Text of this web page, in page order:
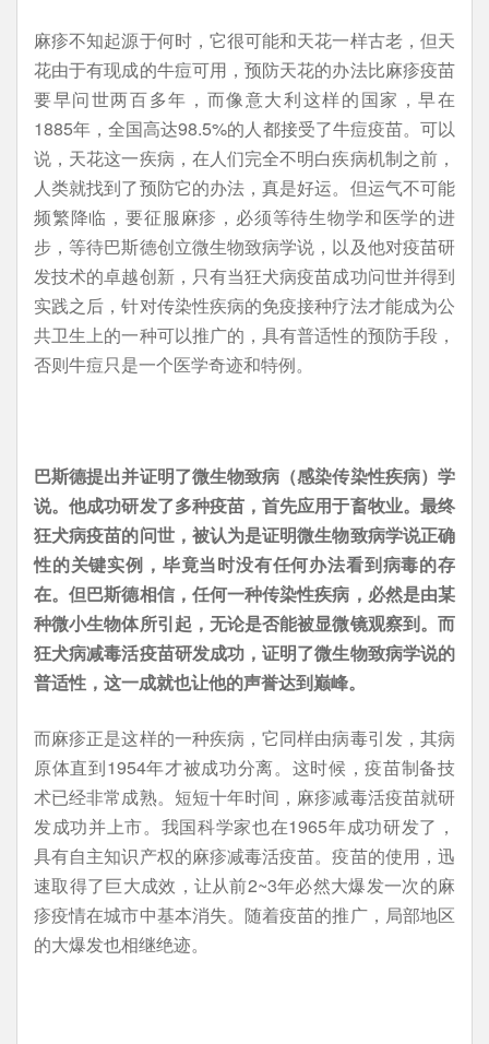
麻疹不知起源于何时，它很可能和天花一样古老，但天
花由于有现成的牛痘可用，预防天花的办法比麻疹疫苗
要早问世两百多年，而像意大利这样的国家，早在
1885年，全国高达98.5%的人都接受了牛痘疫苗。可以
说，天花这一疾病，在人们完全不明白疾病机制之前，
人类就找到了预防它的办法，真是好运。但运气不可能
频繁降临，要征服麻疹，必须等待生物学和医学的进
步，等待巴斯德创立微生物致病学说，以及他对疫苗研
发技术的卓越创新，只有当狂犬病疫苗成功问世并得到
实践之后，针对传染性疾病的免疫接种疗法才能成为公
共卫生上的一种可以推广的，具有普适性的预防手段，
否则牛痘只是一个医学奇迹和特例。
巴斯德提出并证明了微生物致病（感染传染性疾病）学
说。他成功研发了多种疫苗，首先应用于畜牧业。最终
狂犬病疫苗的问世，被认为是证明微生物致病学说正确
性的关键实例，毕竟当时没有任何办法看到病毒的存
在。但巴斯德相信，任何一种传染性疾病，必然是由某
种微小生物体所引起，无论是否能被显微镜观察到。而
狂犬病减毒活疫苗研发成功，证明了微生物致病学说的
普适性，这一成就也让他的声誉达到巅峰。
而麻疹正是这样的一种疾病，它同样由病毒引发，其病
原体直到1954年才被成功分离。这时候，疫苗制备技
术已经非常成熟。短短十年时间，麻疹减毒活疫苗就研
发成功并上市。我国科学家也在1965年成功研发了，
具有自主知识产权的麻疹减毒活疫苗。疫苗的使用，迅
速取得了巨大成效，让从前2~3年必然大爆发一次的麻
疹疫情在城市中基本消失。随着疫苗的推广，局部地区
的大爆发也相继绝迹。